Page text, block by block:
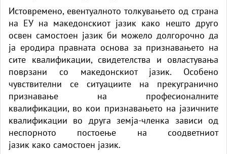
Истовремено, евентуалното толкувањето од страна
на ЕУ на македонскиот јазик како нешто друго
освен самостоен јазик би можело долгорочно да
ја еродира правната основа за признавањето на
сите квалификации, свидетелства и овластувања
поврзани со македонскиот јазик. Особено
чувствителни се ситуациите на прекугранично
признавање на професионалните
квалификации, во кои признавањето на јазичните
квалификации во друга земја-членка зависи од
неспорното постоење на соодветниот
јазик како самостоен јазик.